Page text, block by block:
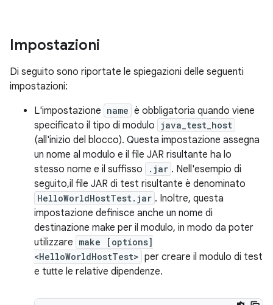
Impostazioni
Di seguito sono riportate le spiegazioni delle seguenti
impostazioni:
L'impostazione name è obbligatoria quando viene
specificato il tipo di modulo java_test_host
(all'inizio del blocco). Questa impostazione assegna
un nome al modulo e il file JAR risultante ha lo
stesso nome e il suffisso
.jar . Nell'esempio di
seguito,il file JAR di test risultante è denominato
HelloWorldHostTest.jar . Inoltre, questa
impostazione definisce anche un nome di
destinazione make per il modulo, in modo da poter
utilizzare make [options]
<HelloWorldHostTest> per creare il modulo di test
e tutte le relative dipendenze.